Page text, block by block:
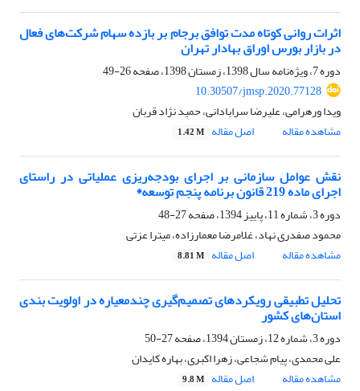
اثرات روانی کوتاه مدت توافق برجام بر بازده سهام شرکت‌های فعال
در بازار بورس اوراق بهادار تهران
دوره 7، ویژه‌نامه سال 1398، زمستان 1398، صفحه
26-49
10.30507/jmsp.2020.77128
ویدا ورهرامی، علیرضا سرابادانی، حمید نژاد قربان
مشاهده مقاله
اصل مقاله 1.42 M
نقش عوامل سازمانی بر اجرای بودجه‌ریزی عملیاتی در راستای
اجرای ماده 219 قانون برنامه پنجم توسعه*
دوره 3، شماره 11، پاییز 1394، صفحه
27-48
محمود صفدری نهاد، غلامرضا معمارزاده، میترا عزتی
مشاهده مقاله
اصل مقاله 8.81 M
تحلیل تطبیقی رویکردهای تصمیم‌گیری چندمعیاره در اولویت بندی
استان‌های کشور
دوره 3، شماره 12، زمستان 1394، صفحه
27-50
علی محمدی، پیام شجاعی، زهرا اکبری، بهاره کایدان
مشاهده مقاله
اصل مقاله 9.8 M